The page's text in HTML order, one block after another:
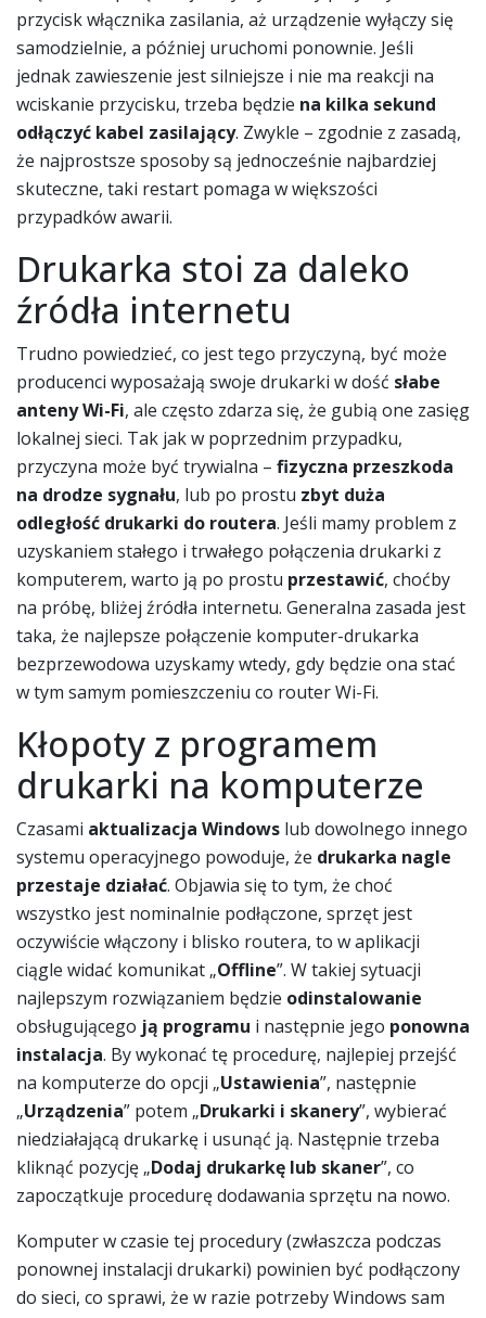
przycisk włącznika zasilania, aż urządzenie wyłączy się
samodzielnie, a później uruchomi ponownie. Jeśli
jednak zawieszenie jest silniejsze i nie ma reakcji na
wciskanie przycisku, trzeba będzie na kilka sekund
odłączyć kabel zasilający. Zwykle – zgodnie z zasadą,
że najprostsze sposoby są jednocześnie najbardziej
skuteczne, taki restart pomaga w większości
przypadków awarii.
Drukarka stoi za daleko
źródła internetu
Trudno powiedzieć, co jest tego przyczyną, być może
producenci wyposażają swoje drukarki w dość słabe
anteny Wi-Fi, ale często zdarza się, że gubią one zasięg
lokalnej sieci. Tak jak w poprzednim przypadku,
przyczyna może być trywialna – fizyczna przeszkoda
na drodze sygnału, lub po prostu zbyt duża
odległość drukarki do routera. Jeśli mamy problem z
uzyskaniem stałego i trwałego połączenia drukarki z
komputerem, warto ją po prostu przestawić, choćby
na próbę, bliżej źródła internetu. Generalna zasada jest
taka, że najlepsze połączenie komputer-drukarka
bezprzewodowa uzyskamy wtedy, gdy będzie ona stać
w tym samym pomieszczeniu co router Wi-Fi.
Kłopoty z programem
drukarki na komputerze
Czasami aktualizacja Windows lub dowolnego innego
systemu operacyjnego powoduje, że drukarka nagle
przestaje działać. Objawia się to tym, że choć
wszystko jest nominalnie podłączone, sprzęt jest
oczywiście włączony i blisko routera, to w aplikacji
ciągle widać komunikat „Offline”. W takiej sytuacji
najlepszym rozwiązaniem będzie odinstalowanie
obsługującego ją programu i następnie jego ponowna
instalacja. By wykonać tę procedurę, najlepiej przejść
na komputerze do opcji „Ustawienia”, następnie
„Urządzenia” potem „Drukarki i skanery”, wybierać
niedziałającą drukarkę i usunąć ją. Następnie trzeba
kliknąć pozycję „Dodaj drukarkę lub skaner”, co
zapoczątkuje procedurę dodawania sprzętu na nowo.
Komputer w czasie tej procedury (zwłaszcza podczas
ponownej instalacji drukarki) powinien być podłączony
do sieci, co sprawi, że w razie potrzeby Windows sam